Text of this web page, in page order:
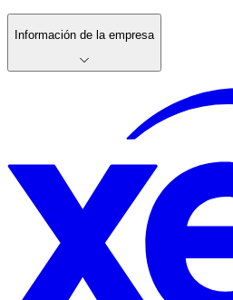
Información de la empresa